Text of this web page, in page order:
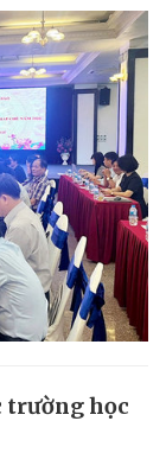
trường học